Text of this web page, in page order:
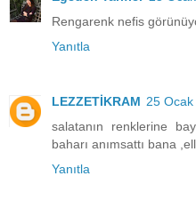
Rengarenk nefis
Yanıtla
LEZZETİKRAM 25
salatanın renklerine
baharı anımsattı bana
Yanıtla